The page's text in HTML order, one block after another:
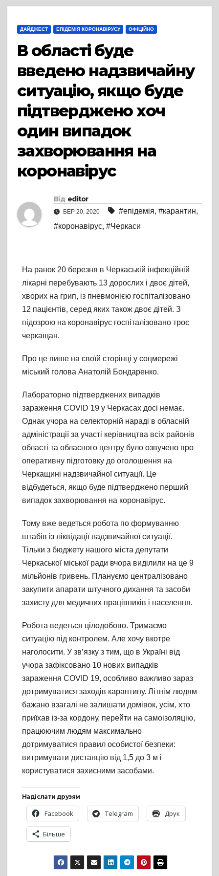
ДАЙДЖЕСТ ЕПІДЕМІЯ КОРОНАВІРУСУ ОФІЦІЙНО
В області буде
введено надзвичайну
ситуацію, якщо буде
підтверджено хоч
один випадок
захворювання на
коронавірус
Від editor
БЕР 20, 2020 #епідемія, #карантин,
#коронавірус, #Черкаси
На ранок 20 березня в Черкаській інфекційній
лікарні перебувають 13 дорослих і двоє дітей,
хворих на грип, із пневмонією госпіталізовано
12 пацієнтів, серед яких також двоє дітей. З
підозрою на коронавірус госпіталізовано троє
черкащан.
Про це пише на своїй сторінці у соцмережі
міський голова Анатолій Бондаренко.
Лабораторно підтверджених випадків
зараження COVID 19 у Черкасах досі немає.
Однак учора на селекторній нараді в обласній
адміністрації за участі керівництва всіх районів
області та обласного центру було озвучено про
оперативну підготовку до оголошення на
Черкащині надзвичайної ситуації. Це
відбудеться, якщо буде підтверджено перший
випадок захворювання на коронавірус.
Тому вже ведеться робота по формуванню
штабів із ліквідації надзвичайної ситуації.
Тільки з бюджету нашого міста депутати
Черкаської міської ради вчора виділили на це 9
мільйонів гривень. Плануємо централізовано
закупити апарати штучного дихання та засоби
захисту для медичних працівників і населення.
Робота ведеться цілодобово. Тримаємо
ситуацію під контролем. Але хочу вкотре
наголосити. У зв’язку з тим, що в Україні від
учора зафіксовано 10 нових випадків
зараження COVID 19, особливо важливо зараз
дотримуватися заходів карантину. Літнім людям
бажано взагалі не залишати домівок, усім, хто
приїхав із-за кордону, перейти на самоізоляцію,
працюючим людям максимально
дотримуватися правил особистої безпеки:
витримувати дистанцію від 1,5 до 3 м і
користуватися захисними засобами.
Надіслати друзям
Facebook Telegram Друк
Більше